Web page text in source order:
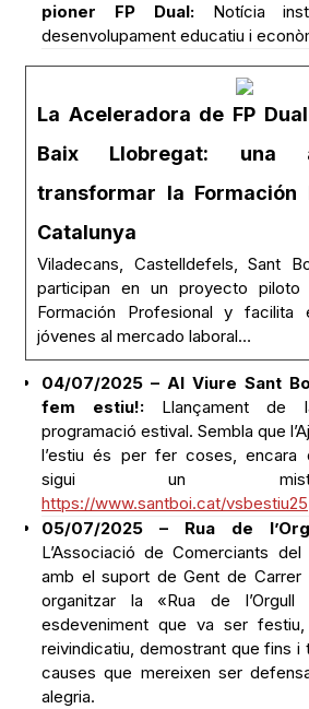
pioner FP Dual:Notícia
desenvolupament educatiu i
La Aceleradora de FP
Baix Llobregat: una
transformar la Formación
Catalunya
Viladecans, Castelldefels, Sant
participan en un proyecto piloto
Formación Profesional y
jóvenes al mercado laboral…
04/07/2025 – Al Viure Sant
fem estiu!: Llançament de
programació estival. Sembla que
l’estiu és per fer coses, encara
sigui un
https://www.santboi.cat/vsbestiu25
05/07/2025 – Rua de
L’Associació de Comerciants
amb el suport de Gent de Carrer
organitzar la «Rua de
esdeveniment que va ser
reivindicatiu, demostrant que fins i
causes que mereixen ser
alegria.